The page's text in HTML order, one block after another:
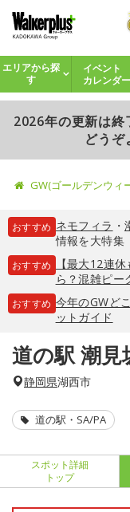
エリアから探
す
イベント
カレンダー
2026年の更新は終
どうぞ
GW(ゴールデンウィ
おすすめ ネモフィラ ・
情報を大特集
おすすめ
【最大12連
ら？混雑ピー
おすすめ 今年のGWど
ットガイド
道の駅 潮見
静岡県湖西市
道の駅・SA/PA
スポット詳細
トップ